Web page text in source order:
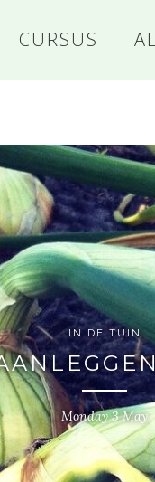
CURSUS
IN DE TUIN
Monday 3 May